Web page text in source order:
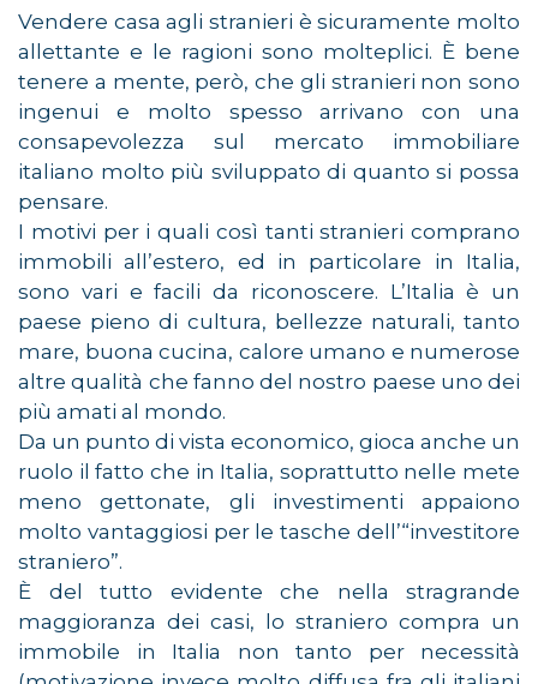
Vendere casa agli stranieri è sicuramente molto
allettante e le ragioni sono molteplici. È bene
tenere a mente, però, che gli stranieri non sono
ingenui e molto spesso arrivano con una
consapevolezza sul mercato immobiliare
italiano molto più sviluppato di quanto si possa
pensare.
I motivi per i quali così tanti stranieri comprano
immobili all’estero, ed in particolare in Italia,
sono vari e facili da riconoscere. L’Italia è un
paese pieno di cultura, bellezze naturali, tanto
mare, buona cucina, calore umano e numerose
altre qualità che fanno del nostro paese uno dei
più amati al mondo.
Da un punto di vista economico, gioca anche un
ruolo il fatto che in Italia, soprattutto nelle mete
meno gettonate, gli investimenti appaiono
molto vantaggiosi per le tasche dell’“investitore
straniero”.
È del tutto evidente che nella stragrande
maggioranza dei casi, lo straniero compra un
immobile in Italia non tanto per necessità